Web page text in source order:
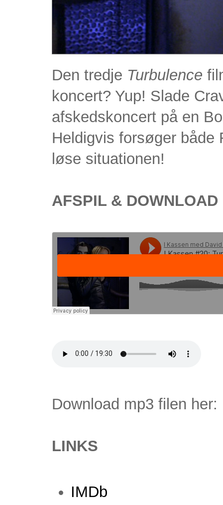
Den tredje Turbulence
koncert? Yup! Slade
afskedskoncert på en
Heldigvis forsøger både
løse situationen!
AFSPIL & DOWNLOAD
Download mp3 filen her:
LINKS
IMDb